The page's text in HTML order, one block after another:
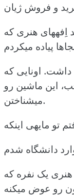
اِفههای هنری که
اونایی که
این ماشین رو
میشناختن.
تو مایهی اینکه
هنری یک نفره که